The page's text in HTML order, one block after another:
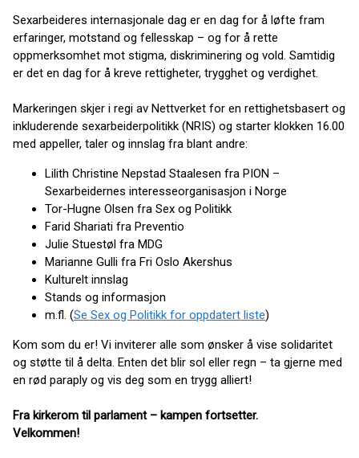
Sexarbeideres internasjonale dag er en dag for å løfte fram
erfaringer, motstand og fellesskap – og for å rette
oppmerksomhet mot stigma, diskriminering og vold. Samtidig
er det en dag for å kreve rettigheter, trygghet og verdighet.
Markeringen skjer i regi av Nettverket for en rettighetsbasert og
inkluderende sexarbeiderpolitikk (NRIS) og starter klokken 16.00
med appeller, taler og innslag fra blant andre:
Lilith Christine Nepstad Staalesen fra PION –
Sexarbeidernes interesseorganisasjon i Norge
Tor-Hugne Olsen fra Sex og Politikk
Farid Shariati fra Preventio
Julie Stuestøl fra MDG
Marianne Gulli fra Fri Oslo Akershus
Kulturelt innslag
Stands og informasjon
m.fl. (Se Sex og Politikk for oppdatert liste)
Kom som du er! Vi inviterer alle som ønsker å vise solidaritet
og støtte til å delta. Enten det blir sol eller regn – ta gjerne med
en rød paraply og vis deg som en trygg alliert!
Fra kirkerom til parlament – kampen fortsetter.
Velkommen!